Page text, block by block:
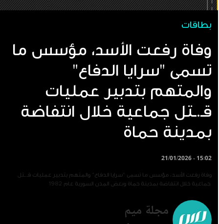
بطاقات
وفاة رفعت الأسد، مؤسس ما
تسمى "سرايا الدفاع"
والمتهم بتدبير عمليات
قـ.ـتل جماعية خلال انتفاضة
بمدينة حماة
21/01/2026 - 15:02
وفاة رفعت الأسد، مؤسس ما تسمى "سرايا الدفاع" والمتهم بتدبير عمليات قـ.ـتل
مجلة ميم